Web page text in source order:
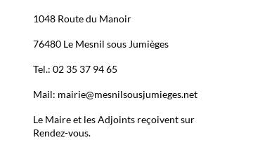
1048 Route du Manoir
76480 Le Mesnil sous Jumièges
Tel.: 02 35 37 94 65
Mail: mairie@mesnilsousjumieges.net
Le Maire et les Adjoints reçoivent sur
Rendez-vous.